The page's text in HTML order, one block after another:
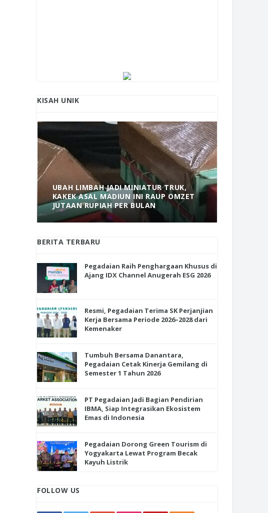
KISAH UNIK
UBAH LIMBAH JADI MINIATUR TRUK,
KAKEK ASAL MADIUN INI RAUP OMZET
JUTAAN RUPIAH PER BULAN
BERITA TERBARU
Pegadaian Raih Penghargaan Khusus di
Ajang IDX Channel Anugerah ESG 2026
Resmi, Pegadaian Terima SK Perjanjian
Kerja Bersama Periode 2026–2028 dari
Kemenaker
Tumbuh Bersama Danantara,
Pegadaian Cetak Kinerja Gemilang di
Semester 1 Tahun 2026
PT Pegadaian Jadi Bagian Pendirian
IBMA, Siap Integrasikan Ekosistem
Emas di Indonesia
Pegadaian Dorong Green Tourism di
Yogyakarta Lewat Program Becak
Kayuh Listrik
FOLLOW US